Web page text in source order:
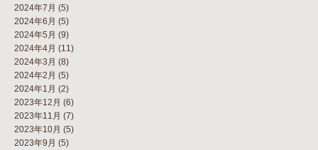
2024年7月 (5)
2024年6月 (5)
2024年5月 (9)
2024年4月 (11)
2024年3月 (8)
2024年2月 (5)
2024年1月 (2)
2023年12月 (6)
2023年11月 (7)
2023年10月 (5)
2023年9月 (5)